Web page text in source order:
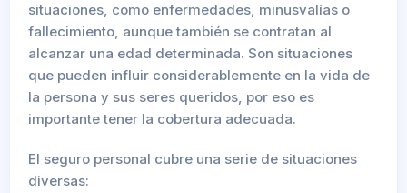
situaciones, como enfermedades, minusvalías o
fallecimiento, aunque también se contratan al
alcanzar una edad determinada. Son situaciones
que pueden influir considerablemente en la vida de
la persona y sus seres queridos, por eso es
importante tener la cobertura adecuada.
El seguro personal cubre una serie de situaciones
diversas: